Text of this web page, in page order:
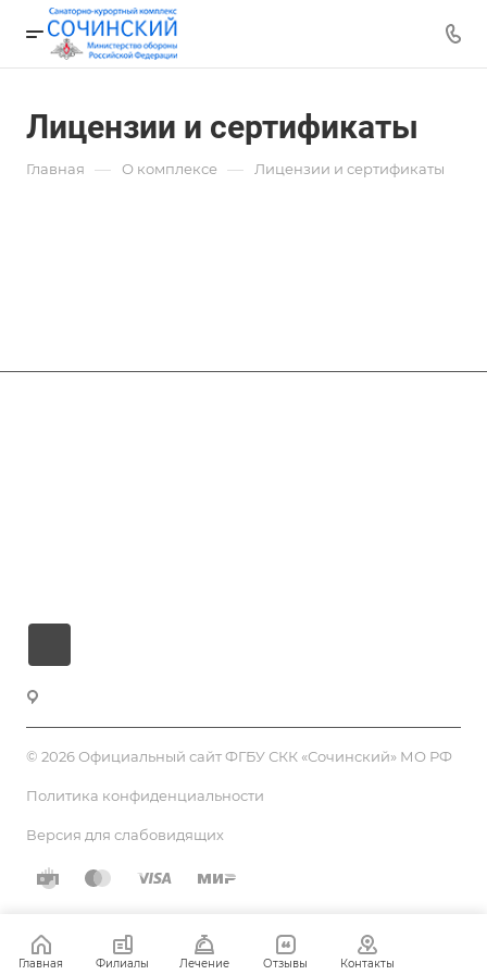
Лицензии и сертификаты
Главная — О комплексе — Лицензии и сертификаты
© 2026 Официальный сайт ФГБУ СКК «Сочинский» МО РФ
Политика конфиденциальности
Версия для слабовидящих
Главная Филиалы Лечение Отзывы Контакты